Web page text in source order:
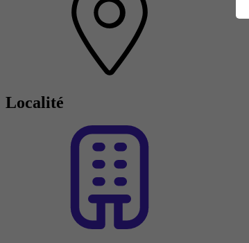
Localité